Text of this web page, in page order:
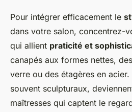
Pour intégrer efficacement le
dans votre salon, concentrez-
qui allient praticité et
canapés aux formes nettes,
verre ou des étagères en acier.
souvent sculpturaux,
maîtresses qui captent le